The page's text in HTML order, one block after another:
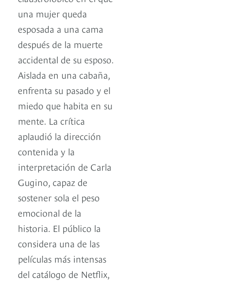
una mujer queda
esposada a una cama
después de la muerte
accidental de su esposo.
Aislada en una cabaña,
enfrenta su pasado y el
miedo que habita en su
mente. La crítica
aplaudió la dirección
contenida y la
interpretación de Carla
Gugino, capaz de
sostener sola el peso
emocional de la
historia. El público la
considera una de las
películas más intensas
del catálogo de Netflix,